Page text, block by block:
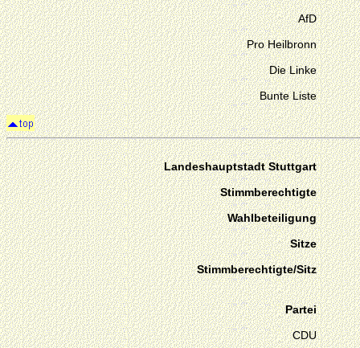
AfD
Pro Heilbronn
Die Linke
Bunte Liste
Landeshauptstadt Stuttgart
Stimmberechtigte
Wahlbeteiligung
Sitze
Stimmberechtigte/Sitz
Partei
CDU